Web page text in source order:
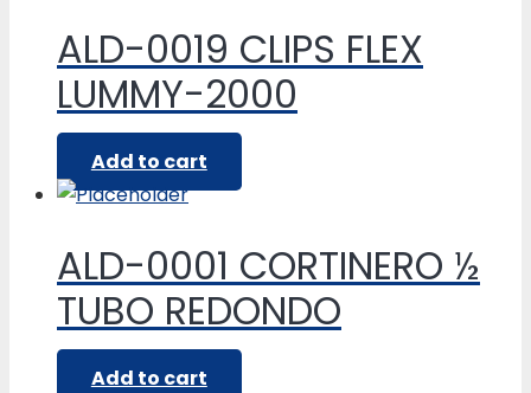
ALD-0019 CLIPS FLEX
LUMMY-2000
Add to cart
ALD-0001 CORTINERO ½
TUBO REDONDO
Add to cart